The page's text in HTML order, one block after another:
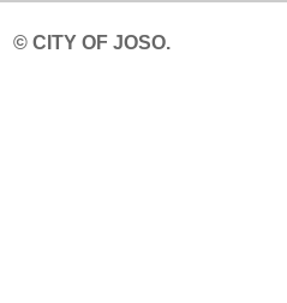
© CITY OF JOSO.